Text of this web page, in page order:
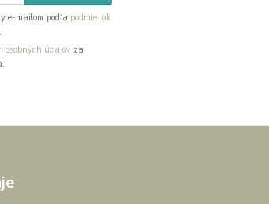
e-mailom podľa podmienok
.
osobných údajov za